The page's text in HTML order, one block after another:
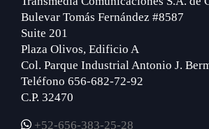
Bulevar Tomás Fernández #8587
Suite 201
Plaza Olivos, Edificio A
Col. Parque Industrial Antonio J.
Teléfono 656-682-72-92
C.P. 32470
+52-656-383-25-28